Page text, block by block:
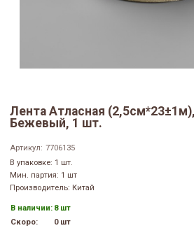
Лента Атласная
Бежевый, 1 шт.
Артикул: 7706135
В упаковке: 1 шт.
Мин. партия: 1 шт
Производитель: Китай
В наличии: 8 шт
Скоро:
0 шт